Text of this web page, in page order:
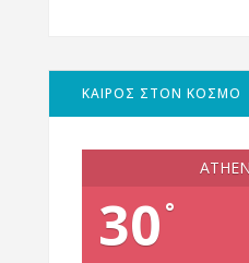
ΚΑΙΡΟΣ ΣΤΟΝ ΚΟΣΜΟ
30 °